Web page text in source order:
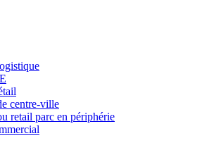
centre-ville
retail parc en périphérie